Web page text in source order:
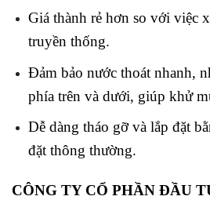
Giá thành rẻ hơn so với việc
truyền thống.
Đảm bảo nước thoát nhanh,
phía trên và dưới, giúp khử
Dễ dàng tháo gỡ và lắp đặt
đặt thông thường.
CÔNG TY CỔ PHẦN ĐẦU